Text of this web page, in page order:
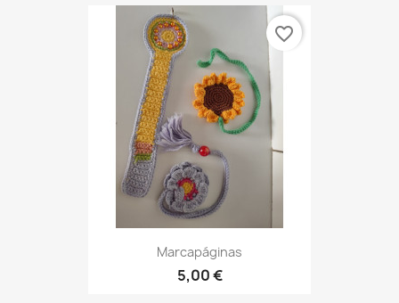
Marcapáginas
5,00 €
favorite_border